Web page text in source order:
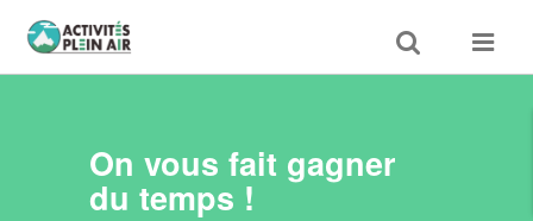
Toggle
search
Toggle
On vous fait gagner
du temps !